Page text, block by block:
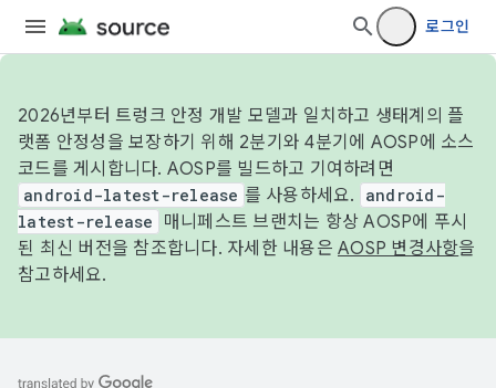
로그인
2026년부터 트렁크 안정 개발 모델과 일치하고 생태계의 플
랫폼 안정성을 보장하기 위해 2분기와 4분기에 AOSP에 소스
코드를 게시합니다. AOSP를 빌드하고 기여하려면
android-latest-release 를 사용하세요.
android-
latest-release
매니페스트 브랜치는 항상 AOSP에 푸시
된 최신 버전을 참조합니다. 자세한 내용은 AOSP 변경사항을
참고하세요.